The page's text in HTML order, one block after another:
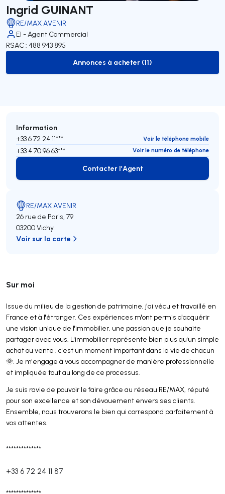
Ingrid GUINANT
RE/MAX AVENIR
EI - Agent Commercial
RSAC : 488 943 895
to-buy-listing
Annonces à acheter (11)
Sur moi
Issue du milieu de la gestion de patrimoine, j'ai vécu et travaillé en
France et à l'étranger. Ces expériences m'ont permis d'acquérir
une vision unique de l'immobilier, une passion que je souhaite
partager avec vous. L'immobilier représente bien plus qu'un simple
achat ou vente ; c'est un moment important dans la vie de chacun
🌞. Je m'engage à vous accompagner de manière professionnelle
et impliquée tout au long de ce processus.
Je suis ravie de pouvoir le faire grâce au réseau RE/MAX, réputé
pour son excellence et son dévouement envers ses clients.
Ensemble, nous trouverons le bien qui correspond parfaitement à
vos attentes.
**************
+33 6 72 24 11 87
Information
+33 6 72 24 11*** Voir le téléphone mobile
+33 4 70 96 63*** Voir le numéro de téléphone
Contacter l’Agent
Contacter l’Agent
RE/MAX AVENIR
26 rue de Paris, 79
03200 Vichy
Voir sur la carte